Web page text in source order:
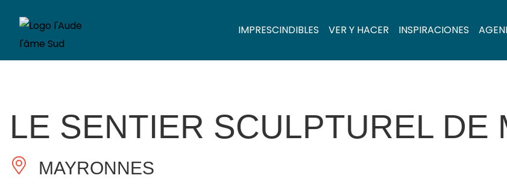
IMPRESCINDIBLES VER Y HACER INSPIRACIONES
LE SENTIER SCULPTUREL DE
MAYRONNES